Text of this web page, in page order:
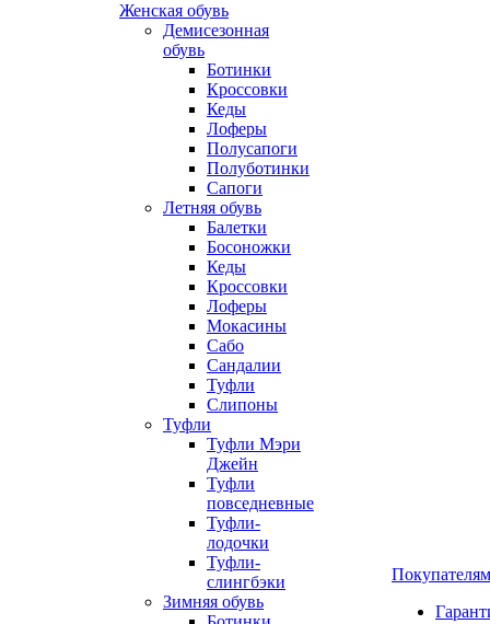
Женская обувь
Демисезонная
обувь
Ботинки
Кроссовки
Кеды
Лоферы
Полусапоги
Полуботинки
Сапоги
Летняя обувь
Балетки
Босоножки
Кеды
Кроссовки
Лоферы
Мокасины
Сабо
Сандалии
Туфли
Слипоны
Туфли
Туфли Мэри
Джейн
Туфли
повседневные
Туфли-
лодочки
Туфли-
слингбэки
Зимняя обувь
Покупателям